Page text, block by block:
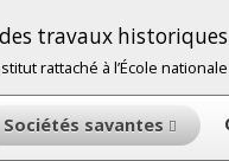
travaux
rattaché à l’École
Sociétés savantes